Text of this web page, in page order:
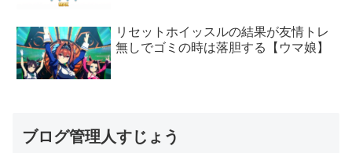
リセットホイッスルの結果が友情トレ
無しでゴミの時は落胆する【ウマ娘】
ブログ管理人すじょう